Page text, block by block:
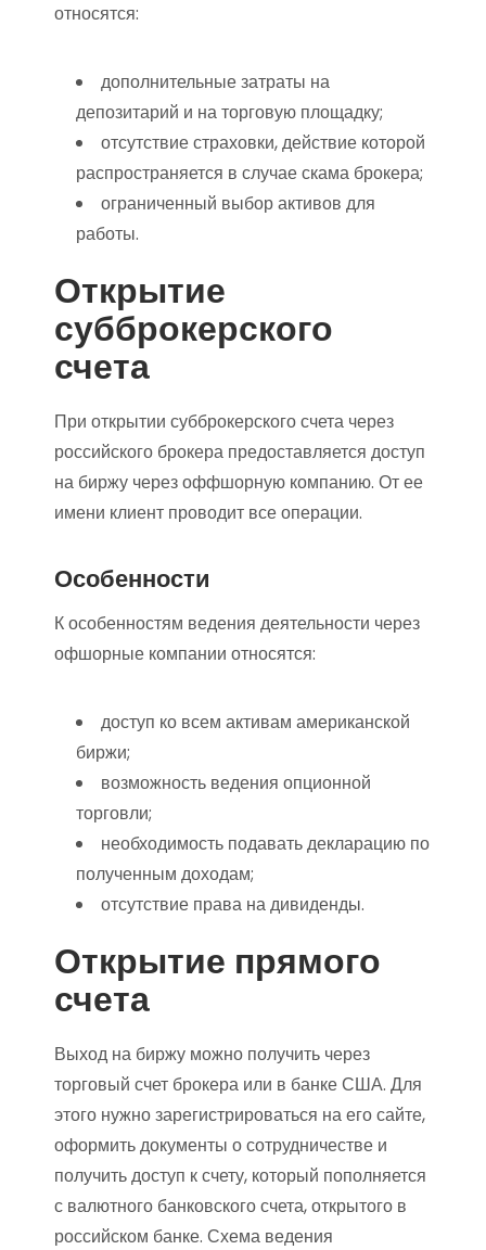
относятся:
дополнительные затраты на
депозитарий и на торговую площадку;
отсутствие страховки, действие которой
распространяется в случае скама брокера;
ограниченный выбор активов для
работы.
Открытие
субброкерского
счета
При открытии субброкерского счета через
российского брокера предоставляется доступ
на биржу через оффшорную компанию. От ее
имени клиент проводит все операции.
Особенности
К особенностям ведения деятельности через
офшорные компании относятся:
доступ ко всем активам американской
биржи;
возможность ведения опционной
торговли;
необходимость подавать декларацию по
полученным доходам;
отсутствие права на дивиденды.
Открытие прямого
счета
Выход на биржу можно получить через
торговый счет брокера или в банке США. Для
этого нужно зарегистрироваться на его сайте,
оформить документы о сотрудничестве и
получить доступ к счету, который пополняется
с валютного банковского счета, открытого в
российском банке. Схема ведения